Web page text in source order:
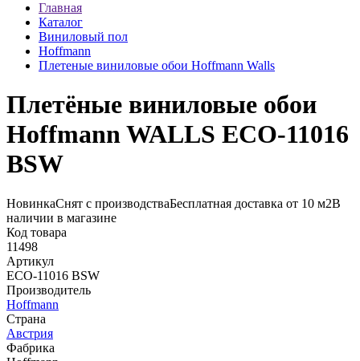
Главная
Каталог
Виниловый пол
Hoffmann
Плетеные виниловые обои Hoffmann Walls
Плетёные виниловые обои
Hoffmann WALLS ECO-11016
BSW
НовинкаСнят с производстваБесплатная доставка от 10 м2В
наличии в магазине
Код товара
11498
Артикул
ECO-11016 BSW
Производитель
Hoffmann
Страна
Австрия
Фабрика